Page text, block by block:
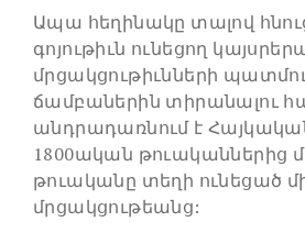
Ապա հեղինակը տալով
գոյութիւն ունեցող
մրցակցութիւնների
ճամբաներին տիրանալու
անդրադառնում է
1800ական թուականներից
թուականը տեղի ունեցած
մրցակցութեանց: